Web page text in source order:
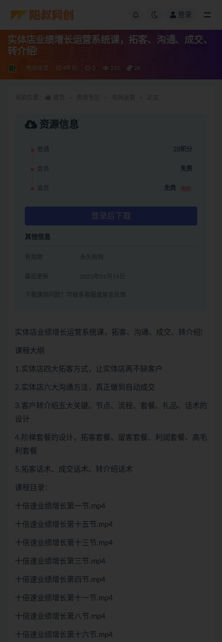
登录
实体店业绩增长运营系统课，拓客、沟通、成交、
转介绍!
电商运营 4年前 0 210 28
资源信息
普通 28积分
会员 免费
会员 免费 推荐
登录后下载
其他信息
有效期 永久有效
最近更新 2023年01月14日
下载遇到问题？可联系客服或留言反馈
实体店业绩增长运营系统课，拓客、沟通、成交、转介绍!
课程大纲
1.实体店四大拓客方式，让实体店再不缺客户
2.实体店六大沟通方法，真正做到自动成交
3.客户转介绍五大关键。节点、流程、套餐、礼品、话术的
设计
4.阶梯套餐的设计，拓客套餐、留客套餐、利润套餐、高毛
利套餐
5.拓客话术、成交话术、转介绍话术
课程目录：
十倍速业绩增长第一节.mp4
十倍速业绩增长第十五节.mp4
十倍速业绩增长第十三节.mp4
十倍速业绩增长第三节.mp4
十倍速业绩增长第四节.mp4
十倍速业绩增长第十一节.mp4
十倍速业绩增长第八节.mp4
十倍速业绩增长第十六节.mp4